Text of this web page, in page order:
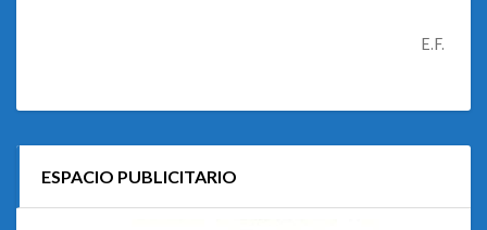
E.F.
ESPACIO PUBLICITARIO